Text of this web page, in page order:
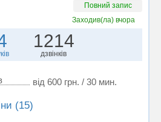
Повний запис
Заходив(ла) вчора
1214
дзвінків
від 600 грн. / 30 мин.
(15)